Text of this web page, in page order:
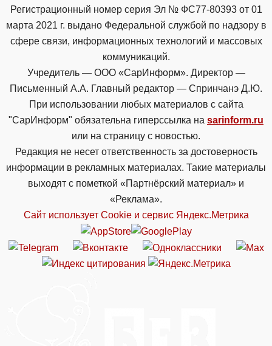
Регистрационный номер серия Эл № ФС77-80393 от 01
марта 2021 г. выдано Федеральной службой по надзору в
сфере связи, информационных технологий и массовых
коммуникаций.
Учредитель — ООО «СарИнформ». Директор —
Письменный А.А. Главный редактор — Спринчанэ Д.Ю.
При использовании любых материалов с сайта
"СарИнформ" обязательна гиперссылка на sarinform.ru
или на страницу с новостью.
Редакция не несет ответственность за достоверность
информации в рекламных материалах. Такие материалы
выходят с пометкой «Партнёрский материал» и
«Реклама».
Сайт использует Cookie и сервиc Яндекс.Метрика